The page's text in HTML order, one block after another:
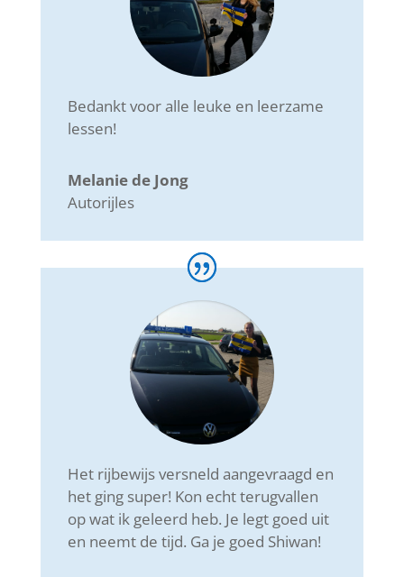
Bedankt voor alle leuke en leerzame
lessen!
Melanie de Jong
Autorijles
Het rijbewijs versneld aangevraagd en
het ging super! Kon echt terugvallen
op wat ik geleerd heb. Je legt goed uit
en neemt de tijd. Ga je goed Shiwan!